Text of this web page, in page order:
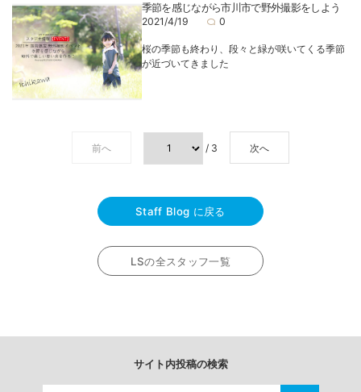
季節を感じながら市川市で野外撮影をしよう
2021/4/19 0
桜の季節も終わり、段々と緑が咲いてくる季節
が近づいてきました
前へ / 3 次へ
Staff Blog に戻る
LSの全スタッフ一覧
サイト内投稿の検索